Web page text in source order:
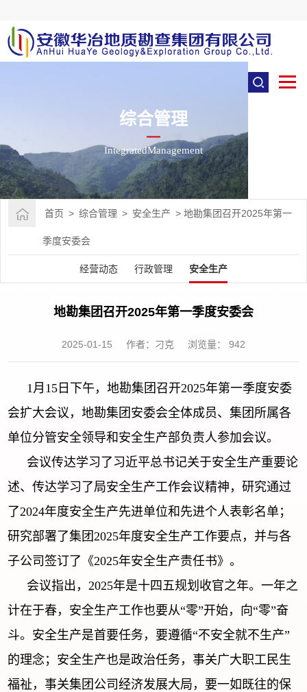
综合管理
IntegratedManagement
首页 > 综合管理 > 安全生产 >地勘集团召开2025年第一
季度安委会
经营动态 行政管理 安全生产
地勘集团召开2025年第一季度安委会
2025-01-15 作者：刁克 浏览量： 942
1月15日下午，地勘集团召开2025年第一季度安委
会扩大会议，地勘集团安委会全体成员、集团所属各
单位分管安全领导和安全生产部负责人参加会议。
会议传达学习了习近平总书记关于安全生产重要论
述、传达学习了局安全生产工作会议精神，研究通过
了2024年度安全生产先进单位和先进个人表彰名单；
研究部署了集团2025年度安全生产工作要点，并与各
子公司签订了《2025年安全生产责任书》。
会议指出，2025年是十四五规划收官之年。一年之
计在于春，安全生产工作也要从“零”开始，向“零”奋
斗。安全生产是首要任务，要遵循“不安全就不生产”
的理念；安全生产也是政治任务，事关广大职工民生
福祉，事关集团公司经济发展大局，要一如既往的保